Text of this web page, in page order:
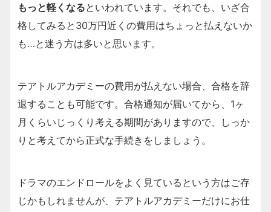
もっと軽くなるといわれています。それでも、いざ合
格してみると30万円近くの費用はちょっと払えないか
も…と迷う方は多いと思います。
テアトルアカデミーの費用が払えない場合、合格を辞
退することも可能です。合格通知が届いてから、1ヶ
月くらいじっくり考える期間がありますので、しっか
りと考えてから正式な手続きをしましょう。
ドラマのエンドロールをよく見ているという方はご存
じかもしれませんが、テアトルアカデミーだけにお仕